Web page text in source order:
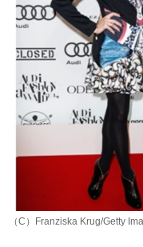
（C）Franziska Krug/Getty